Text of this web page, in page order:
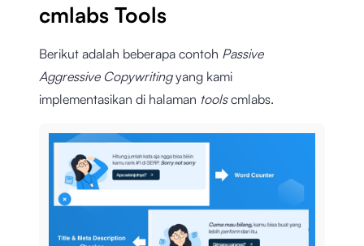
cmlabs Tools
Berikut adalah beberapa contoh Passive
Aggressive Copywritingyang kami
implementasikan di halaman toolscmlabs.